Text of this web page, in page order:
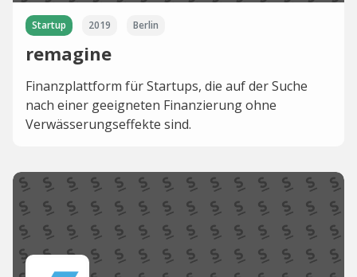
Startup 2019 Berlin
remagine
Finanzplattform für Startups, die auf der Suche
nach einer geeigneten Finanzierung ohne
Verwässerungseffekte sind.